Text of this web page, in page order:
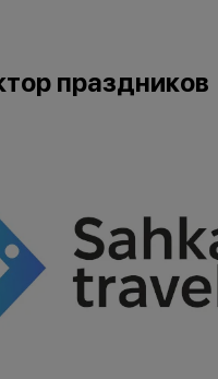
праздников